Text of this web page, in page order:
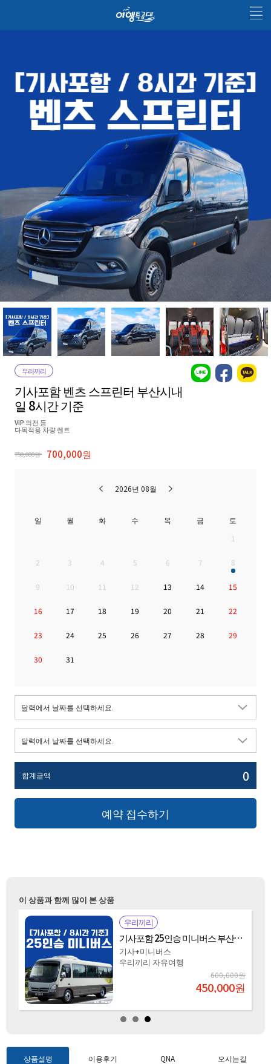
우리끼리
기사포함 벤츠 스프린터 부산시내
일 8시간 기준
VIP 의전 등
다목적용 차량 렌트
750,000원 700,000원
2026년 08월
일 월 화 수 목 금
토
1
2 3 4 5 6 7 8
9 10 11 12 13 14 15
16 17 18 19 20 21 22
23 24 25 26 27 28 29
30 31
합계금액 0
예약 접수하기
이 상품과 함께 많이 본 상품
우리끼리
기사+프리미엄 승합차
우리끼리 자유여행
600,000원
550,000
상품설명 이용후기 QNA 오시는길